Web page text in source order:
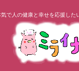
で人の健康と幸せを応援し